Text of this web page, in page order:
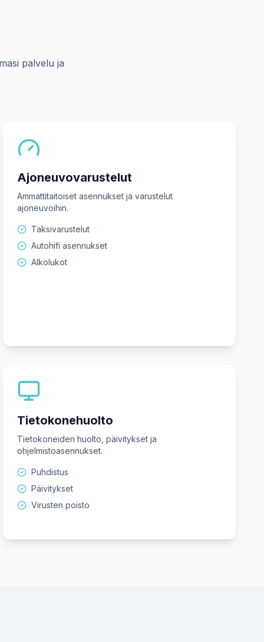
palvelu ja
Ajoneuvovarustelut
Ammattitaitoiset asennukset ja varustelut
ajoneuvoihin.
Taksivarustelut
Autohifi asennukset
Alkolukot
Tietokonehuolto
Tietokoneiden huolto, päivitykset ja
ohjelmistoasennukset.
Puhdistus
Päivitykset
Virusten poisto